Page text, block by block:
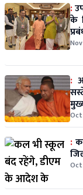
:
के
:
Oct
:
Oct